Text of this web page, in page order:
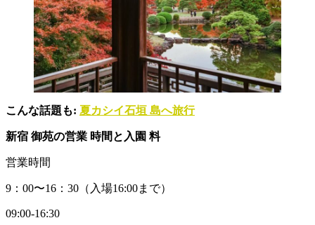
こんな話題も: 夏カシイ石垣 島へ旅行
新宿 御苑の営業 時間と入園 料
営業時間
9：00〜16：30（入場16:00まで）
09:00-16:30